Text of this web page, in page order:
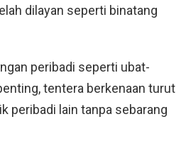
dilayan seperti binatang
peribadi seperti ubat-
tentera berkenaan turut
peribadi lain tanpa sebarang